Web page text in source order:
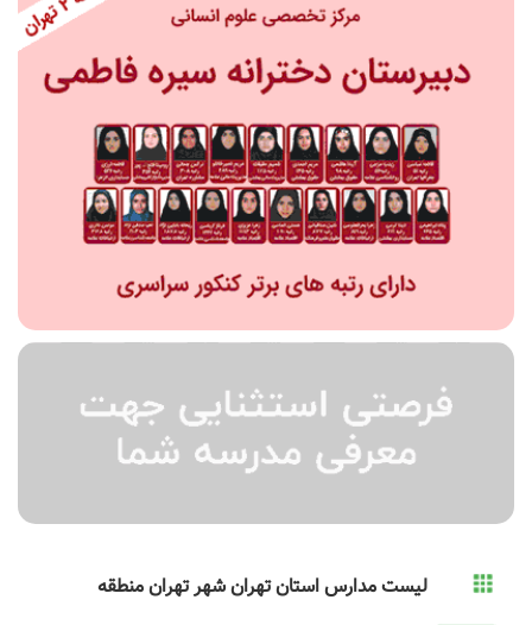
مقطع تحصیلی
دوره اول متوسطه
دوره دوم متوسطه- فنی
دوره دوم متوسطه- نظری
پیش دبستانی
لیست مدارس استان تهران شهر تهران منطقه